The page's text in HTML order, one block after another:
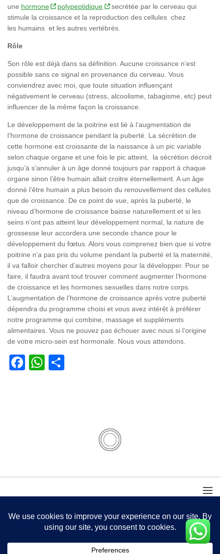
une hormone polypeptidique
secrétée par le cerveau qui
stimule la croissance et la reproduction des cellules chez
les humains et les autres vertébrés.
Rôle
Son rôle est déjà dans sa définition. Aucune croissance n’est
possible sans ce signal en provenance du cerveau. Vous
conviendrez avec moi, que toute situation influençant
négativement le cerveau (stress, alcoolisme, tabagisme, etc) peut
influencer de la même façon la croissance.
Le développement de la poitrine est lié à l’augmentation de
l’hormone de croissance pendant la puberté. La sécrétion de
cette hormone est croissante de la naissance à un pic variable
selon chaque organe et une fois le pic atteint, la sécrétion décroit
jusqu’à s’annuler à un âge donné toujours par rapport à chaque
organe sinon l’être humain allait croitre éternellement. A un âge
donné l’être humain a plus besoin du renouvellement des cellules
que de croissance. De ce point de vue, après la puberté, le
niveau d’hormone de croissance baisse naturellement et si les
seins n’ont pas atteint leur développement normal, la nature de
grossesse leur accordera une seconde chance pour le
développement du fœtus. Alors vous comprenez bien que si votre
poitrine n’a pas pris du volume pendant la puberté et la maternité,
il va falloir chercher d’autres moyens pour la développer. Pour se
faire, il faudra avant tout trouver comment augmenter l’hormone
de croissance et les hormones sexuelles dans notre corps.
L’augmentation de l’hormone de croissance après votre puberté
dépendra du programme choisi et vous avez intérêt à préférer
notre programme qui combine, massage et suppléments
alimentaires. Vous ne pouvez pas échouer avec nous si l’origine
de votre micro-sein est hormonale. Nous vous attendons.
Facebook
WhatsApp